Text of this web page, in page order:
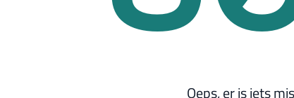
Oeps, er is iets